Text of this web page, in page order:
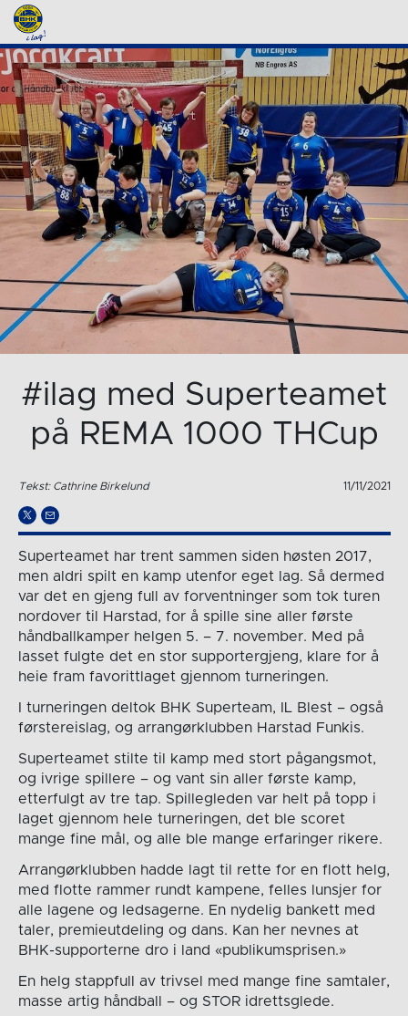
#ilag med Superteamet
på REMA 1000 THCup
Tekst: Cathrine Birkelund 11/11/2021
Superteamet har trent sammen siden høsten 2017,
men aldri spilt en kamp utenfor eget lag. Så dermed
var det en gjeng full av forventninger som tok turen
nordover til Harstad, for å spille sine aller første
håndballkamper helgen 5. – 7. november. Med på
lasset fulgte det en stor supportergjeng, klare for å
heie fram favorittlaget gjennom turneringen.
I turneringen deltok BHK Superteam, IL Blest – også
førstereislag, og arrangørklubben Harstad Funkis.
Superteamet stilte til kamp med stort pågangsmot,
og ivrige spillere – og vant sin aller første kamp,
etterfulgt av tre tap. Spillegleden var helt på topp i
laget gjennom hele turneringen, det ble scoret
mange fine mål, og alle ble mange erfaringer rikere.
Arrangørklubben hadde lagt til rette for en flott helg,
med flotte rammer rundt kampene, felles lunsjer for
alle lagene og ledsagerne. En nydelig bankett med
taler, premieutdeling og dans. Kan her nevnes at
BHK-supporterne dro i land «publikumsprisen.»
En helg stappfull av trivsel med mange fine samtaler,
masse artig håndball – og STOR idrettsglede.